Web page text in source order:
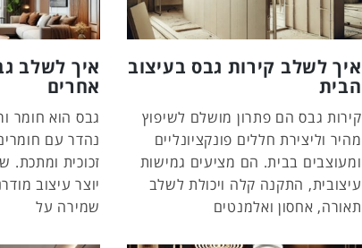
איך לשלב קירות גבס בעיצוב
הבית
קירות גבס הם פתרון מושלם לשיפוץ
מהיר וליצירת חללים פונקציונליים
ומעוצבים בבית. הם מציעים גמישות
עיצובית, התקנה קלה ויכולת לשלב
תאורה, אחסון ואלמנטים
איך לשלב
אחרים
גבס הוא חומר
נהדר עם
זכוכית ומתכת.
יוצר עיצוב
שמירה על